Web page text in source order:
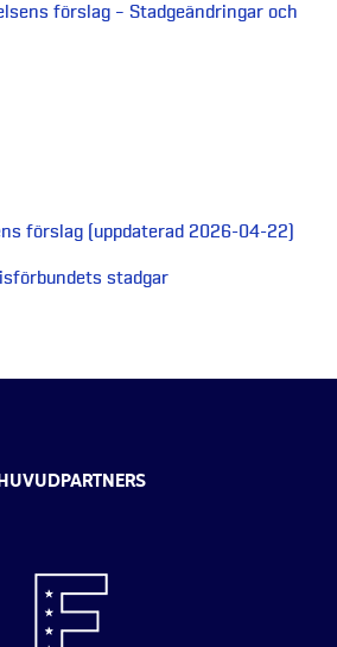
förslag – Stadgeändringar och
förslag (uppdaterad 2026-04-22)
stadgar